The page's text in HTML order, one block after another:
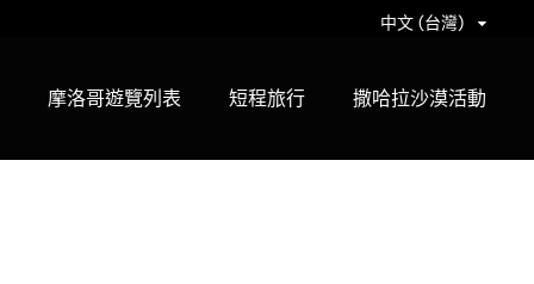
中文 (台灣)
摩洛哥遊覽列表 短程旅行 撒哈拉沙漠活動